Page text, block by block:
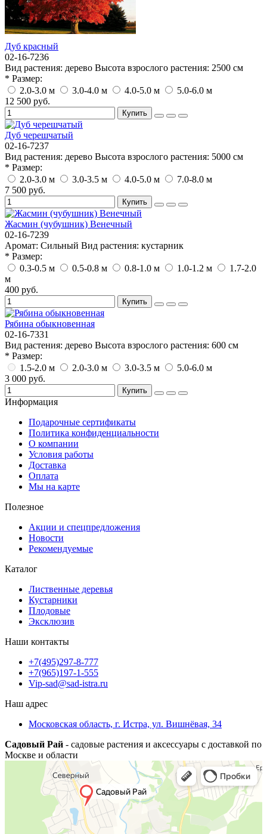
Дуб красный
02-16-7236
Вид растения: дерево Высота взрослого растения: 2500 см
* Размер:
2.0-3.0 м
3.0-4.0 м 4.0-5.0 м
5.0-6.0 м
12 500 руб.
Купить
Дуб черешчатый
02-16-7237
Вид растения: дерево Высота взрослого растения: 5000 см
* Размер:
2.0-3.0 м
3.0-3.5 м 4.0-5.0 м
7.0-8.0 м
7 500 руб.
Купить
Жасмин (чубушник) Венечный
02-16-7239
Аромат: Сильный Вид растения: кустарник
* Размер:
0.3-0.5 м
0.5-0.8 м 0.8-1.0 м 1.0-1.2 м
1.7-2.0
м
400 руб.
Купить
Рябина обыкновенная
02-16-7331
Вид растения: дерево Высота взрослого растения: 600 см
* Размер:
1.5-2.0 м
2.0-3.0 м 3.0-3.5 м
5.0-6.0 м
3 000 руб.
Купить
Информация
Подарочные сертификаты
Политика конфиденциальности
О компании
Условия работы
Доставка
Оплата
Мы на карте
Полезное
Акции и спецпредложения
Новости
Рекомендуемые
Каталог
Лиственные деревья
Кустарники
Плодовые
Эксклюзив
Наши контакты
+7(495)297-8-777
+7(965)197-1-555
Vip-sad@sad-istra.ru
Наш адрес
Московская область, г. Истра, ул. Вишнёвая, 34
Садовый Рай - садовые растения и аксессуары с доставкой по
Москве и области